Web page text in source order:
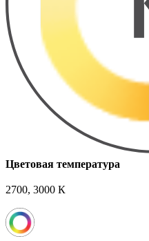
Цветовая температура
2700, 3000 К